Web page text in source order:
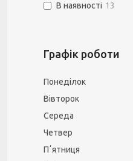
В наявності 13
Графік роботи
Понеділок
Вівторок
Середа
Четвер
Пʼятниця